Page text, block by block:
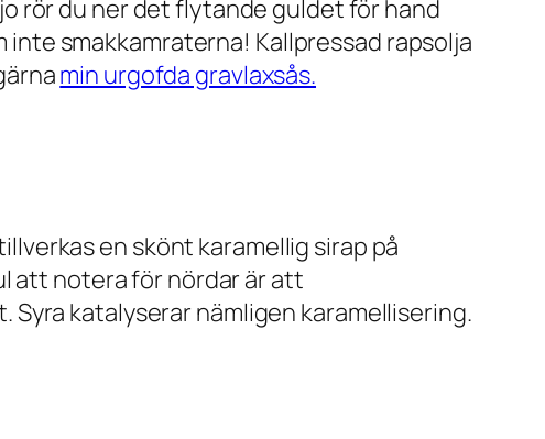
rör du ner det flytande guldet för hand
smakkamraterna! Kallpressad rapsolja
min urgofda gravlaxsås.
en skönt karamellig sirap på
att notera för nördar är att
katalyserar nämligen karamellisering.